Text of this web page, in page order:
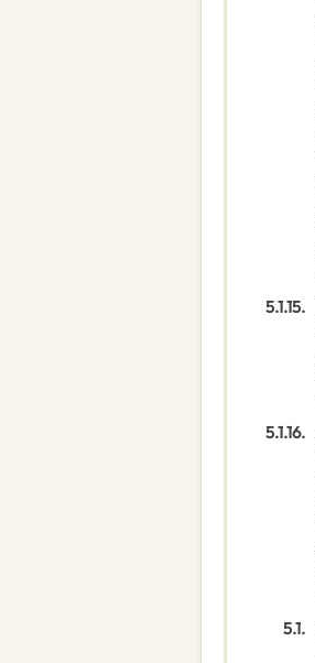
5.1.15.
5.1.16.
5.1.